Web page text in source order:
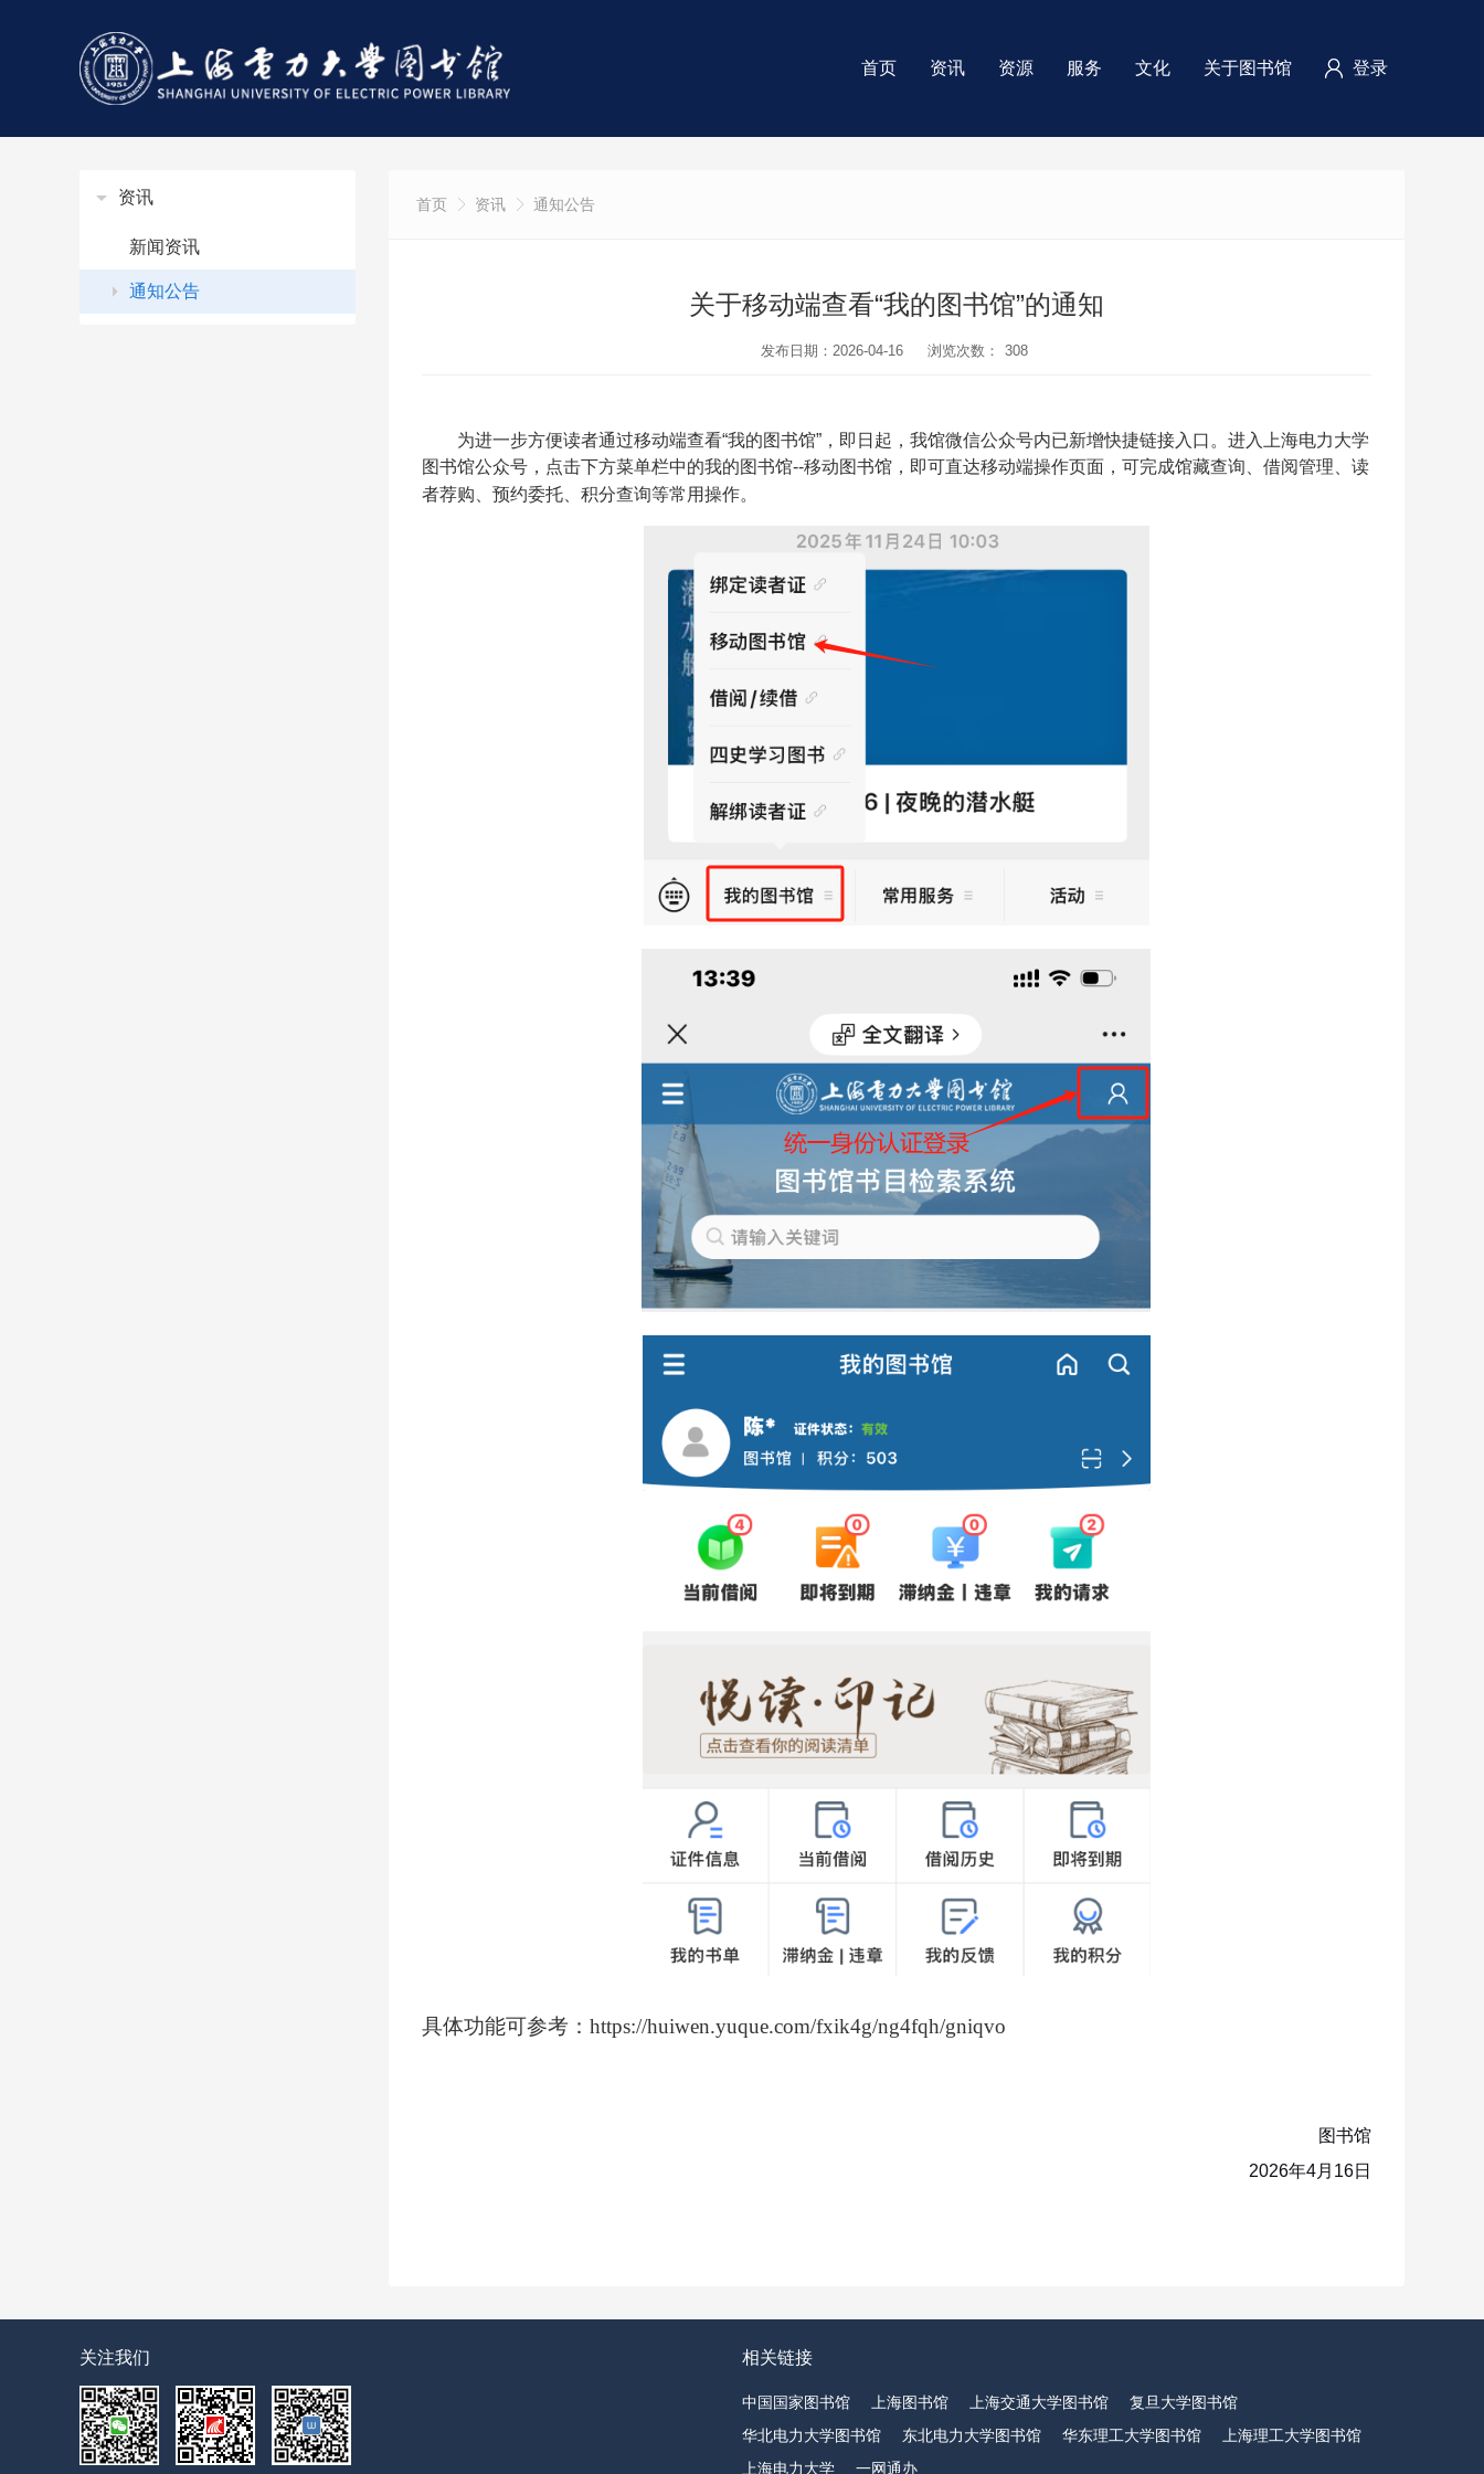
首页 资讯 资源 服务 文化 关于图书馆 登录
资讯
新闻资讯
通知公告
首页 资讯 通知公告
关于移动端查看“我的图书馆”的通知
发布日期：2026-04-16 浏览次数： 308
为进一步方便读者通过移动端查看“我的图书馆”，即日起，我馆微信公众号内已新增快捷链接入口。进入上海电力大学
图书馆公众号，点击下方菜单栏中的我的图书馆--移动图书馆，即可直达移动端操作页面，可完成馆藏查询、借阅管理、读
者荐购、预约委托、积分查询等常用操作。
具体功能可参考 ： https://huiwen.yuque.com/fxik4g/ng4fqh/gniqvo
图书馆
2026年4月16日
关注我们 相关链接
中国国家图书馆 上海图书馆 上海交通大学图书馆
复旦大学图书馆
华北电力大学图书馆
东北电力大学图书馆 华东理工大学图书馆
上海理工大学图书馆
上海电力大学
一网通办